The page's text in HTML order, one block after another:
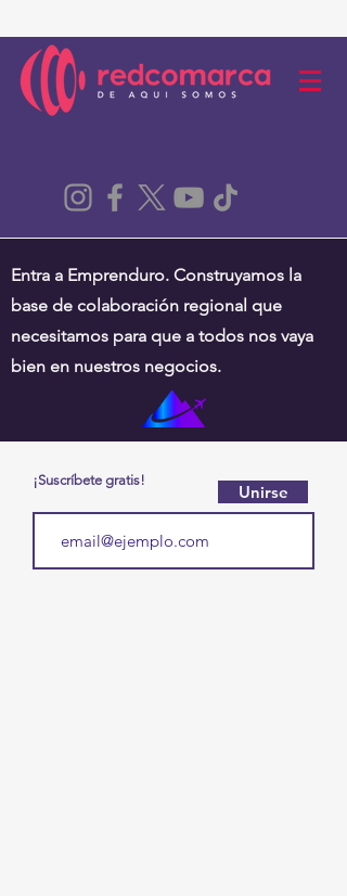
Entra a Emprenduro. Construyamos la
base de colaboración regional que
necesitamos para que a todos nos vaya
bien en nuestros negocios.
¡Suscríbete gratis!
Unirse